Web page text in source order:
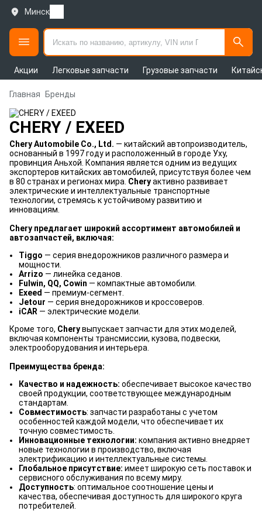
Минск
Акции Легковые запчасти Грузовые запчасти
Главная Бренды
CHERY / EXEED
Chery Automobile Co., Ltd. — китайский автопроизводитель,
основанный в 1997 году и расположенный в городе Уху,
провинция Аньхой. Компания является одним из ведущих
экспортеров китайских автомобилей, присутствуя более чем
в 80 странах и регионах мира. Cheryактивно развивает
электрические и интеллектуальные транспортные
технологии, стремясь к устойчивому развитию и
инновациям.
Chery предлагает широкий ассортимент автомобилей и
автозапчастей, включая:
Tiggo — серия внедорожников различного размера и
мощности.
Arrizo — линейка седанов.
Fulwin, QQ, Cowin — компактные автомобили.
Exeed — премиум-сегмент.
Jetour — серия внедорожников и кроссоверов.
iCAR — электрические модели.
Кроме того, Cheryвыпускает запчасти для этих моделей,
включая компоненты трансмиссии, кузова, подвески,
электрооборудования и интерьера.
Преимущества бренда:
Качество и надежность: обеспечивает высокое качество
своей продукции, соответствующее международным
стандартам.
Совместимость: запчасти разработаны с учетом
особенностей каждой модели, что обеспечивает их
точную совместимость.
Инновационные технологии: компания активно внедряет
новые технологии в производство, включая
электрификацию и интеллектуальные системы.
Глобальное присутствие: имеет широкую сеть поставок и
сервисного обслуживания по всему миру.
Доступность: оптимальное соотношение цены и
качества, обеспечивая доступность для широкого круга
потребителей.